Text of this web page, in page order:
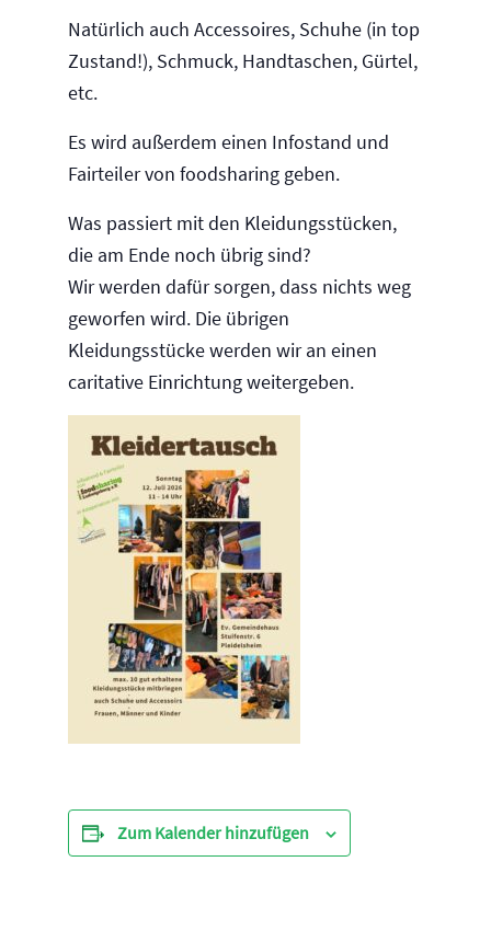
Natürlich auch Accessoires, Schuhe (in top
Zustand!), Schmuck, Handtaschen, Gürtel,
etc.
Es wird außerdem einen Infostand und
Fairteiler von foodsharing geben.
Was passiert mit den Kleidungsstücken,
die am Ende noch übrig sind?
Wir werden dafür sorgen, dass nichts weg
geworfen wird. Die übrigen
Kleidungsstücke werden wir an einen
caritative Einrichtung weitergeben.
Zum Kalender hinzufügen